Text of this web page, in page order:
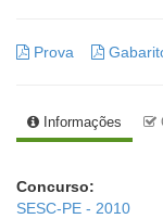
Prova
Informações
Concurso:
SESC-PE - 2010